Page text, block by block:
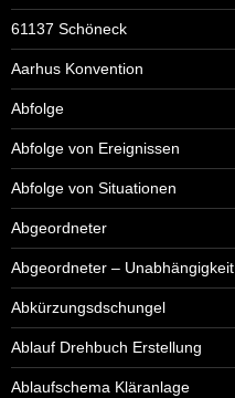
61137 Schöneck
Aarhus Konvention
Abfolge
Abfolge von Ereignissen
Abfolge von Situationen
Abgeordneter
Abgeordneter – Unabhängigkeit
Abkürzungsdschungel
Ablauf Drehbuch Erstellung
Ablaufschema Kläranlage